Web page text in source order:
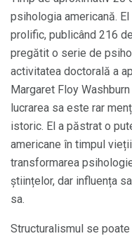
psihologia americană.
prolific, publicând 216
pregătit o serie de
activitatea doctorală a
Margaret Floy
lucrarea sa este rar
istoric. El a păstrat o
americane în timpul
transformarea
științelor, dar influența
sa.
Structuralismul se